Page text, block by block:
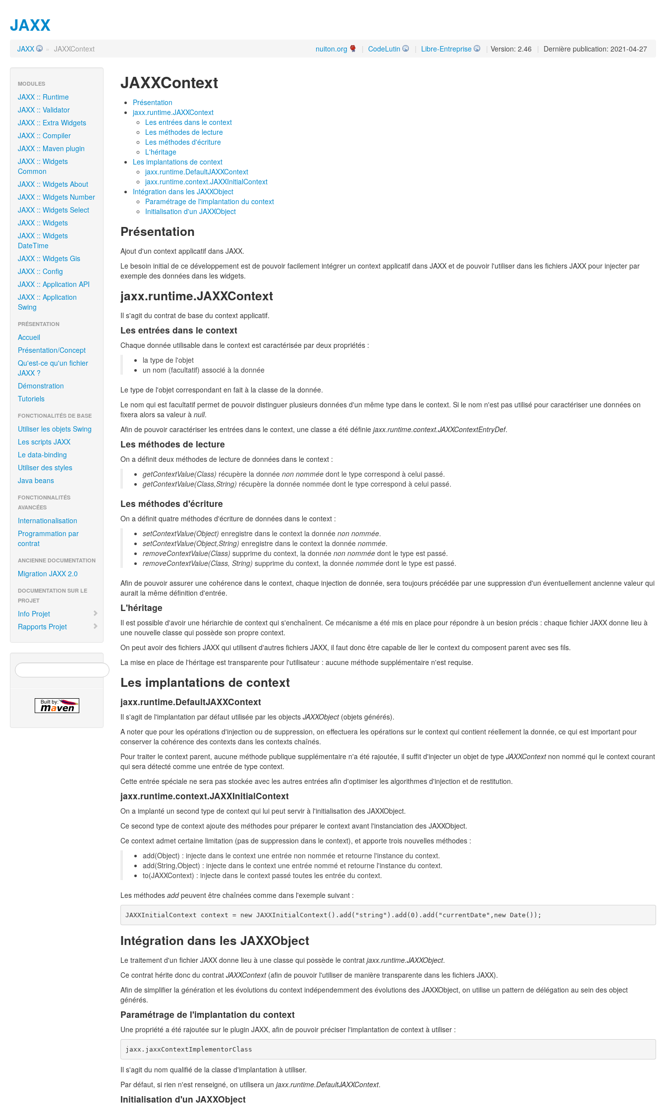
JAXX
JAXX » JAXXContext | Dernière publication: 2021-04-27
| Version: 2.46
| Libre-Entreprise
| CodeLutin
nuiton.org
MODULES
JAXX :: Runtime
JAXX :: Validator
JAXX :: Extra Widgets
JAXX :: Compiler
JAXX :: Maven plugin
JAXX :: Widgets
Common
JAXX :: Widgets About
JAXX :: Widgets Number
JAXX :: Widgets Select
JAXX :: Widgets
JAXX :: Widgets
DateTime
JAXX :: Widgets Gis
JAXX :: Config
JAXX :: Application API
JAXX :: Application
Swing
PRÉSENTATION
Accueil
Présentation/Concept
Qu'est-ce qu'un fichier
JAXX ?
Démonstration
Tutoriels
FONCTIONALITÉS DE BASE
Utiliser les objets Swing
Les scripts JAXX
Le data-binding
Utiliser des styles
Java beans
FONCTIONNALITÉS
AVANCÉES
Internationalisation
Programmation par
contrat
ANCIENNE DOCUMENTATION
Migration JAXX 2.0
DOCUMENTATION SUR LE
PROJET
Info Projet
Rapports Projet
JAXXContext
Présentation
jaxx.runtime.JAXXContext
Les entrées dans le context
Les méthodes de lecture
Les méthodes d'écriture
L'héritage
Les implantations de context
jaxx.runtime.DefaultJAXXContext
jaxx.runtime.context.JAXXInitialContext
Intégration dans les JAXXObject
Paramétrage de l'implantation du context
Initialisation d'un JAXXObject
Présentation
Ajout d'un context applicatif dans JAXX.
Le besoin initial de ce développement est de pouvoir facilement intégrer un context applicatif dans JAXX et de pouvoir l'utiliser dans les fichiers JAXX pour injecter par
exemple des données dans les widgets.
jaxx.runtime.JAXXContext
Il s'agit du contrat de base du context applicatif.
Les entrées dans le context
Chaque donnée utilisable dans le context est caractérisée par deux propriétés :
la type de l'objet
un nom (facultatif) associé à la donnée
Le type de l'objet correspondant en fait à la classe de la donnée.
Le nom qui est facultatif permet de pouvoir distinguer plusieurs données d'un même type dans le context. Si le nom n'est pas utilisé pour caractériser une données on
fixera alors sa valeur à null.
Afin de pouvoir caractériser les entrées dans le context, une classe a été définie jaxx.runtime.context.JAXXContextEntryDef.
Les méthodes de lecture
On a définit deux méthodes de lecture de données dans le context :
getContextValue(Class) récupère la donnée non nomméedont le type correspond à celui passé.
getContextValue(Class,String) récupère la donnée nommée dont le type correspond à celui passé.
Les méthodes d'écriture
On a définit quatre méthodes d'écriture de données dans le context :
setContextValue(Object) enregistre dans le context la donnée non nommée.
setContextValue(Object,String) enregistre dans le context la donnée nommée.
removeContextValue(Class) supprime du context, la donnée non nomméedont le type est passé.
removeContextValue(Class, String) supprime du context, la donnée nomméedont le type est passé.
Afin de pouvoir assurer une cohérence dans le context, chaque injection de donnée, sera toujours précédée par une suppression d'un éventuellement ancienne valeur qui
aurait la même définition d'entrée.
L'héritage
Il est possible d'avoir une hériarchie de context qui s'enchaînent. Ce mécanisme a été mis en place pour répondre à un besion précis : chaque fichier JAXX donne lieu à
une nouvelle classe qui possède son propre context.
On peut avoir des fichiers JAXX qui utilisent d'autres fichiers JAXX, il faut donc être capable de lier le context du composent parent avec ses fils.
La mise en place de l'héritage est transparente pour l'utilisateur : aucune méthode supplémentaire n'est requise.
Les implantations de context
jaxx.runtime.DefaultJAXXContext
Il s'agit de l'implantation par défaut utilisée par les objects JAXXObject(objets générés).
A noter que pour les opérations d'injection ou de suppression, on effectuera les opérations sur le context qui contient réellement la donnée, ce qui est important pour
conserver la cohérence des contexts dans les contexts chaînés.
Pour traiter le context parent, aucune méthode publique supplémentaire n'a été rajoutée, il suffit d'injecter un objet de type JAXXContextnon nommé qui le context courant
qui sera détecté comme une entrée de type context.
Cette entrée spéciale ne sera pas stockée avec les autres entrées afin d'optimiser les algorithmes d'injection et de restitution.
jaxx.runtime.context.JAXXInitialContext
On a implanté un second type de context qui lui peut servir à l'initialisation des JAXXObject.
Ce second type de context ajoute des méthodes pour préparer le context avant l'instanciation des JAXXObject.
Ce context admet certaine limitation (pas de suppression dans le context), et apporte trois nouvelles méthodes :
add(Object) : injecte dans le context une entrée non nommée et retourne l'instance du context.
add(String,Object) : injecte dans le context une entrée nommé et retourne l'instance du context.
to(JAXXContext) : injecte dans le context passé toutes les entrée du context.
Les méthodes addpeuvent être chaînées comme dans l'exemple suivant :
JAXXInitialContext context = new JAXXInitialContext().add("string").add(0).add("currentDate",new Date());
Intégration dans les JAXXObject
Le traitement d'un fichier JAXX donne lieu à une classe qui possède le contrat jaxx.runtime.JAXXObject.
Ce contrat hérite donc du contrat JAXXContext(afin de pouvoir l'utiliser de manière transparente dans les fichiers JAXX).
Afin de simplifier la génération et les évolutions du context indépendemment des évolutions des JAXXObject, on utilise un pattern de délégation au sein des object
générés.
Paramétrage de l'implantation du context
Une propriété a été rajoutée sur le plugin JAXX, afin de pouvoir préciser l'implantation de context à utiliser :
jaxx.jaxxContextImplementorClass
Il s'agit du nom qualifié de la classe d'implantation à utiliser.
Par défaut, si rien n'est renseigné, on utilisera un jaxx.runtime.DefaultJAXXContext.
Initialisation d'un JAXXObject